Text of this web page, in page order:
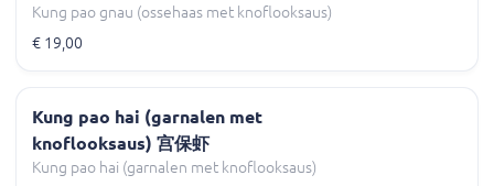
Kung pao gnau (ossehaas met knoflooksaus)
€ 19,00
Kung pao hai (garnalen met
knoflooksaus) 宫保虾
Kung pao hai (garnalen met knoflooksaus)